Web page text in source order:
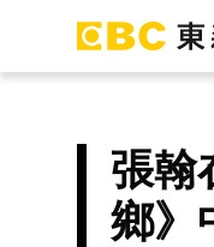
張翰
鄉》